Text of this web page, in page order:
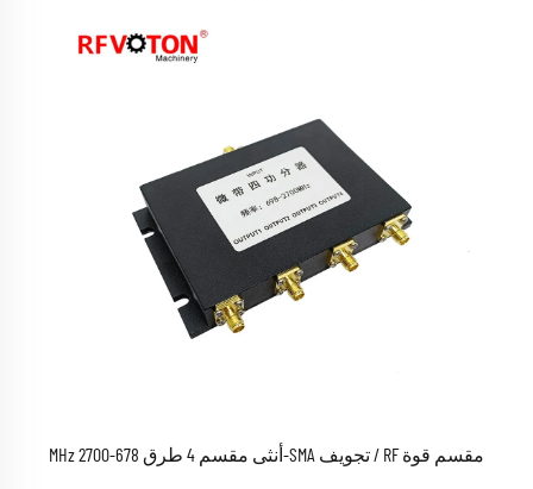
مقسم قوة RF / تجويف SMA-أنثى مقسم 4 طرق 678-2700 MHz